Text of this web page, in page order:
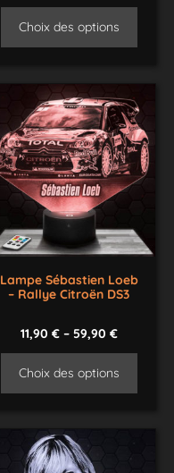
Choix des options
Lampe Sébastien Loeb
– Rallye Citroën DS3
11,90 €– 59,90 €
Choix des options